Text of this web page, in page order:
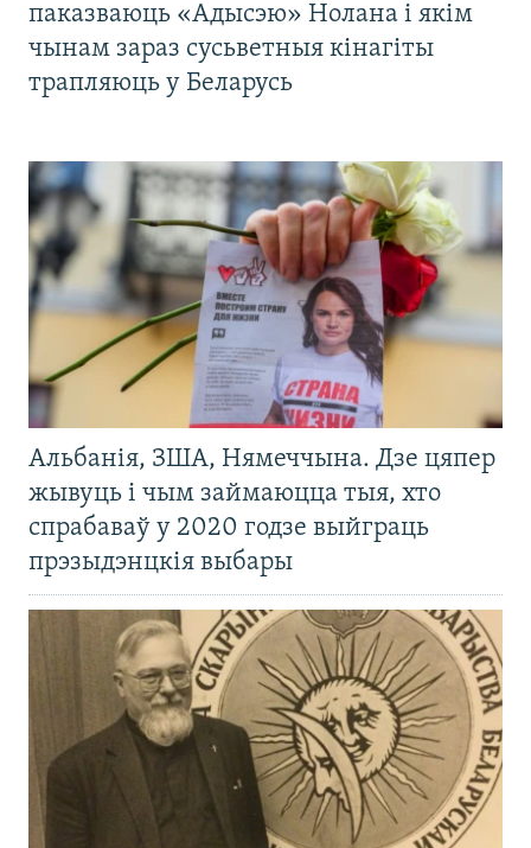
паказваюць «Адысэю» Нолана і якім
чынам зараз сусьветныя кінагіты
трапляюць у Беларусь
Альбанія, ЗША, Нямеччына. Дзе цяпер
жывуць і чым займаюцца тыя, хто
спрабаваў у 2020 годзе выйграць
прэзыдэнцкія выбары